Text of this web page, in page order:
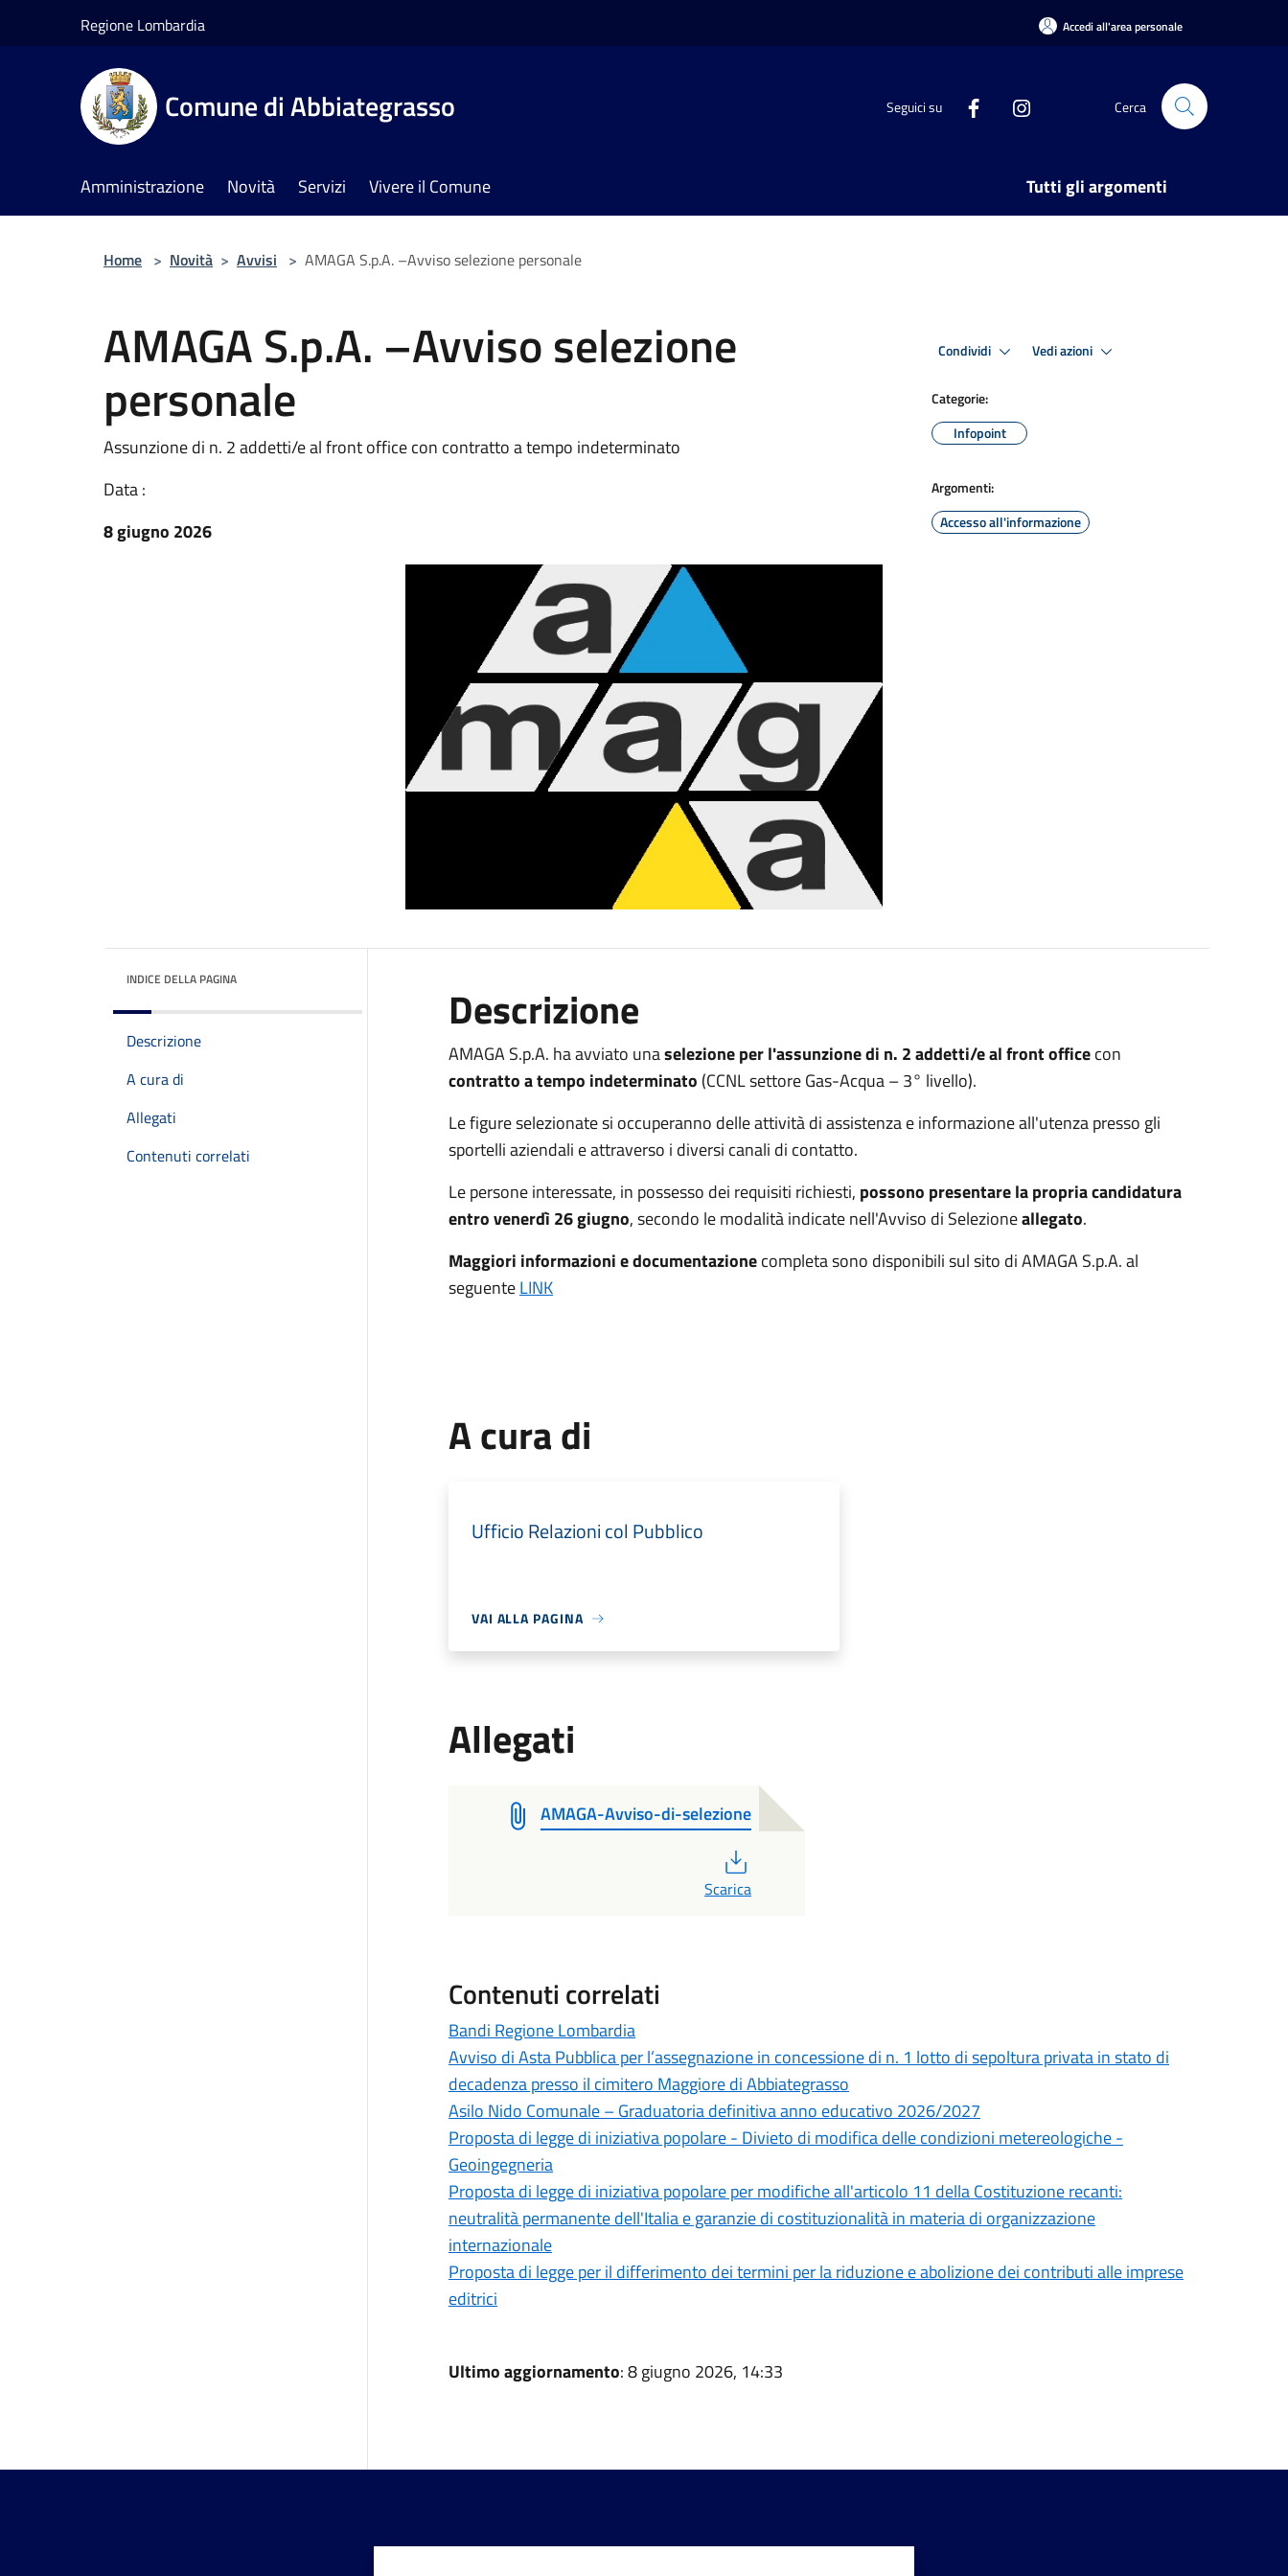
Regione Lombardia Accedi all'area personale
Comune di Abbiategrasso Seguici su Cerca
Amministrazione Novità Servizi Vivere il Comune Tutti gli argomenti
Home > Novità > Avvisi > AMAGA S.p.A. –Avviso selezione personale
AMAGA S.p.A. –Avviso selezione
personale
Assunzione di n. 2 addetti/e al front office con contratto a tempo indeterminato
Data :
8 giugno 2026
Condividi Vedi azioni
Categorie:
Infopoint
Argomenti:
Accesso all'informazione
INDICE DELLA PAGINA
Descrizione
A cura di
Allegati
Contenuti correlati
Descrizione
AMAGA S.p.A. ha avviato unaselezione per l'assunzione di n. 2 addetti/e al front officecon
contratto a tempo indeterminato (CCNL settore Gas-Acqua – 3° livello).
Le figure selezionate si occuperanno delle attività di assistenza e informazione all'utenza presso gli
sportelli aziendali e attraverso i diversi canali di contatto.
Le persone interessate, in possesso dei requisiti richiesti, possono presentare la propria candidatura
entro venerdì 26 giugno, secondo le modalità indicate nell'Avviso di Selezioneallegato.
Maggiori informazioni e documentazionecompleta sono disponibili sul sito di AMAGA S.p.A. al
seguenteLINK
A cura di
Ufficio Relazioni col Pubblico
VAI ALLA PAGINA
Allegati
AMAGA-Avviso-di-selezione
Scarica
Contenuti correlati
Bandi Regione Lombardia
Avviso di Asta Pubblica per l’assegnazione in concessione di n. 1 lotto di sepoltura privata in stato di
decadenza presso il cimitero Maggiore di Abbiategrasso
Asilo Nido Comunale – Graduatoria definitiva anno educativo 2026/2027
Proposta di legge di iniziativa popolare - Divieto di modifica delle condizioni metereologiche -
Geoingegneria
Proposta di legge di iniziativa popolare per modifiche all'articolo 11 della Costituzione recanti:
neutralità permanente dell'Italia e garanzie di costituzionalità in materia di organizzazione
internazionale
Proposta di legge per il differimento dei termini per la riduzione e abolizione dei contributi alle imprese
editrici
Ultimo aggiornamento: 8 giugno 2026, 14:33